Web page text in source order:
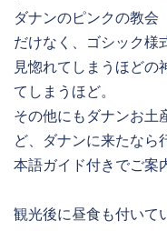
ダナンのピンクの教会
だけなく、ゴシック様
見惚れてしまうほどの
てしまうほど。
その他にもダナンお土
ど、ダナンに来たなら
本語ガイド付きでご案
観光後に昼食も付いて